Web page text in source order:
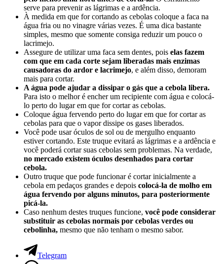
serve para prevenir as lágrimas e a ardência.
À medida em que for cortando as cebolas coloque a faca na
água fria ou no vinagre várias vezes. É uma dica bastante
simples, mesmo que somente consiga reduzir um pouco o
lacrimejo.
Assegure de utilizar uma faca sem dentes, pois elas fazem
com que em cada corte sejam liberadas mais enzimas
causadoras do ardor e lacrimejo, e além disso, demoram
mais para cortar.
A água pode ajudar a dissipar o gás que a cebola libera.
Para isto o melhor é encher um recipiente com água e colocá-
lo perto do lugar em que for cortar as cebolas.
Coloque água fervendo perto do lugar em que for cortar as
cebolas para que o vapor dissipe os gases liberados.
Você pode usar óculos de sol ou de mergulho enquanto
estiver cortando. Este truque evitará as lágrimas e a ardência e
você poderá cortar suas cebolas sem problemas. Na verdade,
no mercado existem óculos desenhados para cortar
cebola.
Outro truque que pode funcionar é cortar inicialmente a
cebola em pedaços grandes e depois colocá-la de molho em
água fervendo por alguns minutos, para posteriormente
picá-la.
Caso nenhum destes truques funcione, você pode considerar
substituir as cebolas normais por cebolas verdes ou
cebolinha, mesmo que não tenham o mesmo sabor.
Telegram